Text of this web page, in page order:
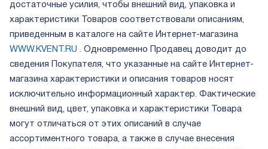
достаточные усилия, чтобы внешний вид, упаковка и
характеристики Товаров соответствовали описаниям,
приведенным в каталоге на сайте Интернет-магазина
WWW.KVENT.RU . Одновременно Продавец доводит до
сведения Покупателя, что указанные на сайте Интернет-
магазина характеристики и описания товаров носят
исключительно информационный характер. Фактические
внешний вид, цвет, упаковка и характеристики Товара
могут отличаться от этих описаний в случае
ассортиментного товара, а также в случае внесения